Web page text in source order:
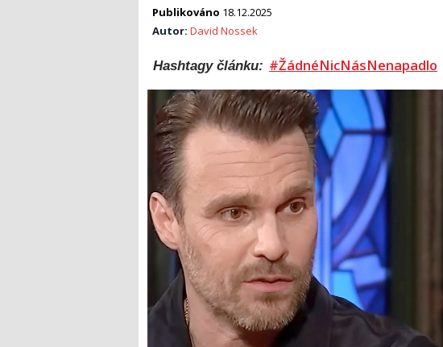
Publikováno 18.12.2025
Autor: David Nossek
Hashtagy článku: #ŽádnéNicNásNenapadlo